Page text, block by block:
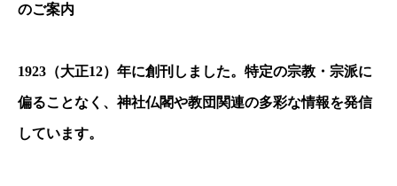
のご案内
1923 （大正12）年に創刊しました。特定の宗教・宗派に
偏ることなく、神社仏閣や教団関連の多彩な情報を発信
しています。